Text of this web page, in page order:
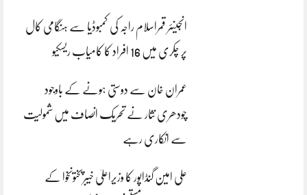
انجینئر قمراسلام راجہ کی کمبوڈیا سے ہنگامی کال
پر چکری میں 16 افراد کا کامیاب ریسکیو
عمران خان سے دوستی ہونے کے باوجود
چودھری نثار نے تحریک انصاف میں شمولیت
سے انکاری رہے
علی امین گنڈاپور کا وزیراعلیٰ خیبرپختونخوا کے